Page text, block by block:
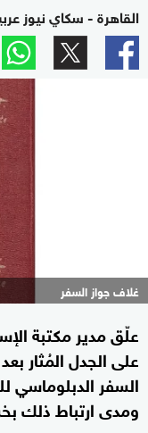
القاهرة - سكاي نيوز
غلاف جواز السفر
علّق مدير مكتبة
على الجدل المُثار
السفر الدبلوماسي
ومدى ارتباط ذلك